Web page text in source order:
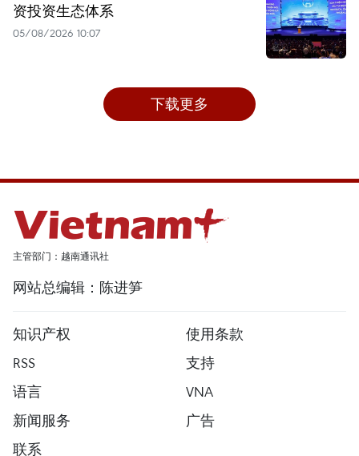
资投资生态体系
05/08/2026 10:07
下载更多
主管部门：越南通讯社
网站总编辑：陈进笋
知识产权
使用条款
RSS
支持
语言
VNA
新闻服务
广告
联系